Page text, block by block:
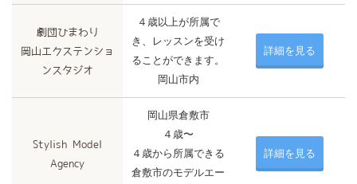
劇団ひまわり
岡山エクステンショ
ンスタジオ
４歳以上が所属で
き、レッスンを受け
ることができます。
岡山市内
詳細を見る
Stylish Model
Agency
岡山県倉敷市
４歳〜
４歳から所属できる
倉敷市のモデルエー
詳細を見る